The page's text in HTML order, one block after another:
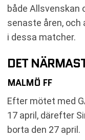
både Allsvenskan
senaste åren,
i dessa matcher.
DET
MALMÖ FF
Efter mötet med
17 april, därefter
borta den 27 april.